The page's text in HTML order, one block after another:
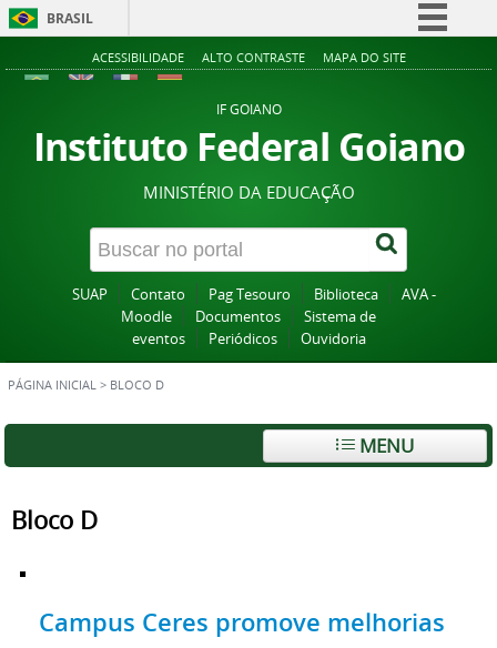
BRASIL
Simplifique!
Acesso à informação
Legislação
Canais
ACESSIBILIDADE ALTO CONTRASTE MAPA DO SITE
IF GOIANO
Instituto Federal Goiano
MINISTÉRIO DA EDUCAÇÃO
SUAP Contato Pag Tesouro Biblioteca
AVA -
Moodle
Documentos
Sistema de
eventos
Periódicos Ouvidoria
PÁGINA INICIAL > BLOCO D
MENU
Bloco D
Campus Ceres promove melhorias